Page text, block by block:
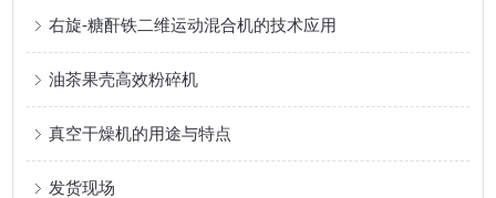
右旋-糖酐铁二维运动混合机的技术应用
油茶果壳高效粉碎机
真空干燥机的用途与特点
发货现场